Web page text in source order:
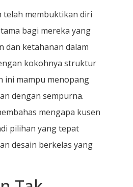
telah membuktikan diri
bagi mereka yang
dan ketahanan dalam
kokohnya struktur
ini mampu menopang
dengan sempurna.
mengapa kusen
pilihan yang tepat
desain berkelas yang